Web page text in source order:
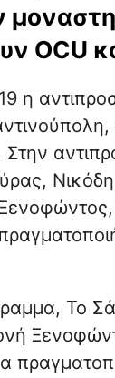
ΟCU
η
Το